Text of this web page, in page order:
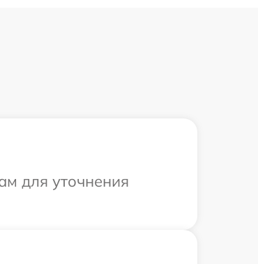
для уточнения